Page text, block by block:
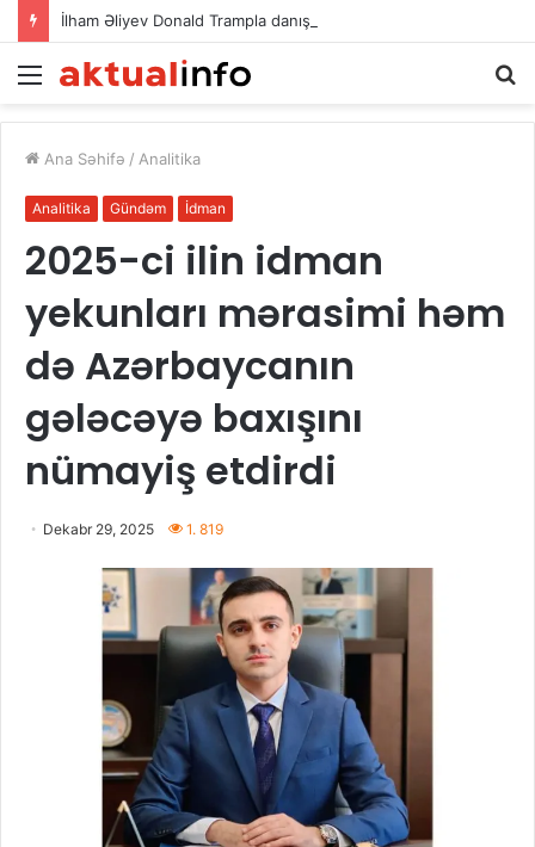
İlham Əliyev Donald Trampla danışdı
Menu
Ana Səhifə / Analitika
Analitika Gündəm İdman
2025-ci ilin idman
yekunları mərasimi həm
də Azərbaycanın
gələcəyə baxışını
nümayiş etdirdi
Dekabr 29, 2025 1. 819